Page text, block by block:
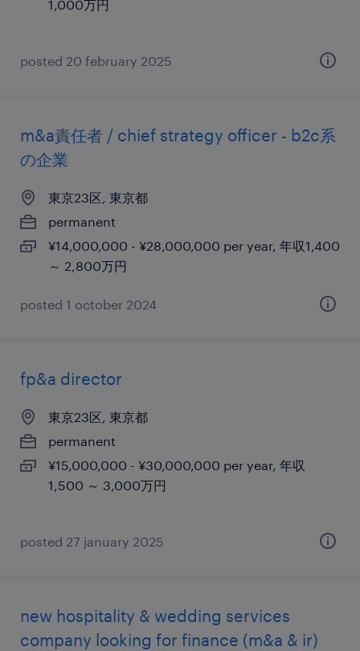
1,000万円
posted 20 february 2025
m&a責任者 / chief strategy officer - b2c系
の企業
東京23区, 東京都
permanent
¥14,000,000 - ¥28,000,000 per year, 年収1,400
～ 2,800万円
posted 1 october 2024
fp&a director
東京23区, 東京都
permanent
¥15,000,000 - ¥30,000,000 per year, 年収
1,500 ～ 3,000万円
posted 27 january 2025
new hospitality & wedding services
company looking for finance (m&a & ir)